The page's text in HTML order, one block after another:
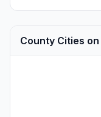
County Cities on